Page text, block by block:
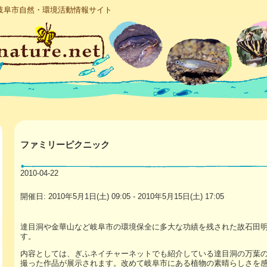
市自然・環境活動情報サイト
ファミリーピクニック
2010-04-22
開催日: 2010年5月1日(土) 09:05 - 2010年5月15日(土) 17:05
達目洞や金華山など岐阜市の環境保全に多大な功績を残された故石田
す。
内容としては、ぎふネイチャーネットでも紹介している達目洞の万葉
撮った作品が展示されます。改めて岐阜市にある植物の素晴らしさを